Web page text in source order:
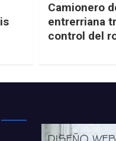
Camionero
entrerriana
control del